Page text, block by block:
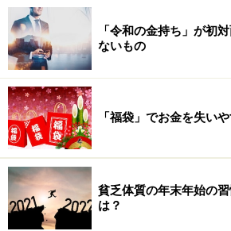
し、そこに打ち込み成功体験を積む
すには、多大なエネルギーを要する
くないでしょう。
「令和の金持ち」が初
ないもの
「福袋」でお金を失い
貧乏体質の年末年始の
は？